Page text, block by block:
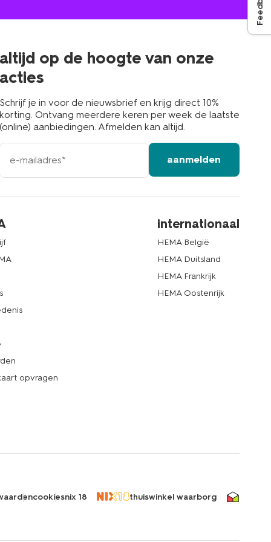
altijd op de hoogte van onze
acties
Schrijf je in voor de nieuwsbrief en krijg direct 10%
korting. Ontvang meerdere keren per week de laatste
(online) aanbiedingen. Afmelden kan altijd.
e-
mailadres
aanmelden
opvragen
internationaal
HEMA België
HEMA Duitsland
HEMA Frankrijk
HEMA Oostenrijk
cookiesnix 18 thuiswinkel waarborg